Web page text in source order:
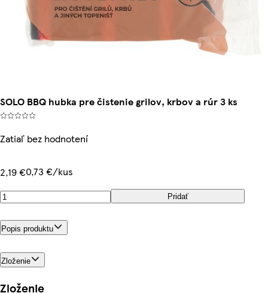
SOLO BBQ hubka pre čistenie grilov, krbov a rúr 3 ks
Zatiaľ bez hodnotení
2,19 €0,73 €/kus
Pridať
Popis produktu
Zloženie
Zloženie